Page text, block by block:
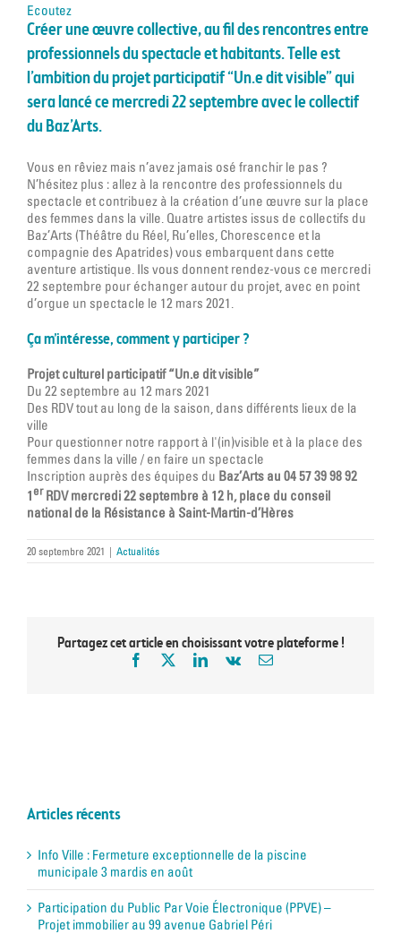
Ecoutez
Créer une œuvre collective, au fil des rencontres entre
professionnels du spectacle et habitants. Telle est
l’ambition du projet participatif “Un.e dit visible” qui
sera lancé ce mercredi 22 septembre avec le collectif
du Baz’Arts.
Vous en rêviez mais n’avez jamais osé franchir le pas ?
N’hésitez plus : allez à la rencontre des professionnels du
spectacle et contribuez à la création d’une œuvre sur la place
des femmes dans la ville. Quatre artistes issus de collectifs du
Baz’Arts (Théâtre du Réel, Ru’elles, Chorescence et la
compagnie des Apatrides) vous embarquent dans cette
aventure artistique. Ils vous donnent rendez-vous ce mercredi
22 septembre pour échanger autour du projet, avec en point
d’orgue un spectacle le 12 mars 2021.
Ça m’intéresse, comment y participer ?
Projet culturel participatif “Un.e dit visible”
Du 22 septembre au 12 mars 2021
Des RDV tout au long de la saison, dans différents lieux de la
ville
Pour questionner notre rapport à l'(in)visible et à la place des
femmes dans la ville / en faire un spectacle
Inscription auprès des équipes du Baz’Arts au 04 57 39 98 92
1 erRDV mercredi 22 septembre à 12 h, place du conseil
national de la Résistance à Saint-Martin-d’Hères
20 septembre 2021 | Actualités
Partagez cet article en choisissant votre plateforme !
Articles récents
Info Ville : Fermeture exceptionnelle de la piscine
municipale 3 mardis en août
Participation du Public Par Voie Électronique (PPVE) –
Projet immobilier au 99 avenue Gabriel Péri